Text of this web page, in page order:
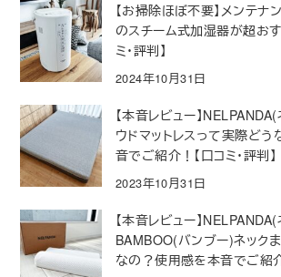
【お掃除ほぼ不要】メンテナ
のスチーム式加湿器が超お
ミ・評判】
2024年10月31日
【本音レビュー】
ウドマットレスって実際ど
音でご紹介！【口コミ・評判】
2023年10月31日
【本音レビュー】
BAMBOO(バンブー)ネック
なの？使用感を本音でご紹介